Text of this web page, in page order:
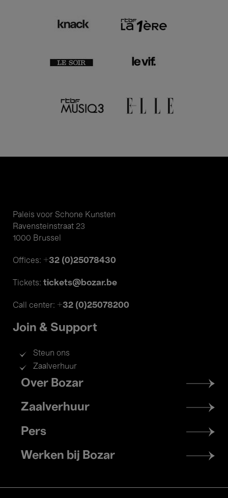
Paleis voor Schone Kunsten
Ravensteinstraat 23
1000 Brussel
Offices: +32 (0)25078430
Tickets: tickets@bozar.be
Call center: +32 (0)25078200
Join & Support
Steun ons
Zaalverhuur
Footer
menu
Over Bozar
Zaalverhuur
Pers
Werken bij Bozar